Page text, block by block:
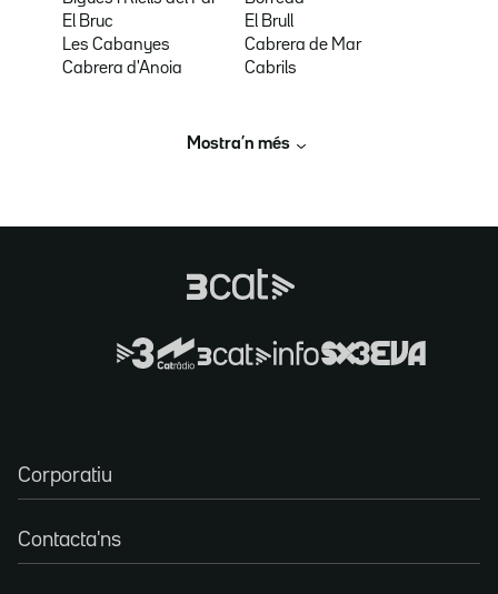
El Bruc
El Brull
Les Cabanyes
Cabrera de Mar
Cabrera d'Anoia
Cabrils
Mostra’n més
Corporatiu
Contacta'ns